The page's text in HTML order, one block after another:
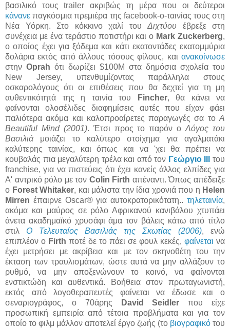
βασιλικό τους trailer ακριβώς τη μέρα που οι δεύτεροι
κάνανε παγκόσμια πρεμιέρα της facebook-ο-ταινίας τους στη
Νέα Υόρκη. Στο κόκκινο χαλί του Διχτύου έβρεξε στη
συνέχεια με ένα τεράστιο ποτιστήρι και ο Mark Zuckerberg,
ο οποίος έχει για ξόδεμα και κάτι εκατοντάδες εκατομμύρια
δολάρια εκτός από άλλους τόσους φίλους, και ανακοίνωσε
στην Oprah ότι δωρίζει $100M στα δημόσια σχολεία του
New Jersey, υπενθυμίζοντας παράλληλα στους
οσκαρολόγους ότι οι επιθέσεις που θα δεχτεί για τη μη
αυθεντικότητά της η ταινία του
Fincher, θα κάνει να
φαίνονται ολοσέλιδες διαφημίσεις αυτές που είχαν φάει
παλιότερα ακόμα και καλοπροαίρετες παραγωγές σα το A
Beautiful Mind (2001). Έτσι προς το παρόν οΛόγος του
Βασιλιάμοιάζει το καλύτερο στοίχημα για αγαλματάκι
καλύτερης ταινίας, και όπως και να 'χει θα πρέπει να
κουβαλάς πια μεγαλύτερη τρέλα και από τον Γεώργιο III
του
franchise, για να πιστεύεις ότι έχει κανείς άλλος ελπίδες για
Α' αντρικό ρόλο με τον Colin Firth απέναντι. Όπως απέδειξε
ο Forest Whitaker, και μάλιστα την ίδια χρονιά που η Helen
Mirren έπαιρνε Oscar® για αυτοκρατορικότατη.. τηλεταινία,
ακόμα και μαύρος σε ρόλο Αφρικανού κανιβάλου χτυπάει
άνετα ακαδημαϊκό χρυσάφι άμα τον βάλεις κάτω από τίτλο
στιλ Ο Τελευταίος Βασιλιάς της Σκωτίας (2006), ενώ
επιπλέον ο Firth ποτέ δε το πάει σε φουλ κεκές, φαίνεται να
έχει μετρήσει με ακρίβεια και με τον σκηνοθέτη του την
έκταση των τραυλισμάτων, ώστε αυτά να μην αλλάζουν το
ρυθμό, να μην αποξενώνουν το κοινό, να φαίνονται
ενστικτώδη και αυθεντικά. Βοήθεια στον πρωταγωνιστή,
εκτός από λογοθεραπευτές φαίνεται να έδωσε και ο
σεναριογράφος, ο 70άρης
David Seidler που είχε
προσωπική εμπειρία από τέτοια προβλήματα και για τον
οποίο το φιλμ μάλλον αποτελεί έργο ζωής (το βιογραφικό του